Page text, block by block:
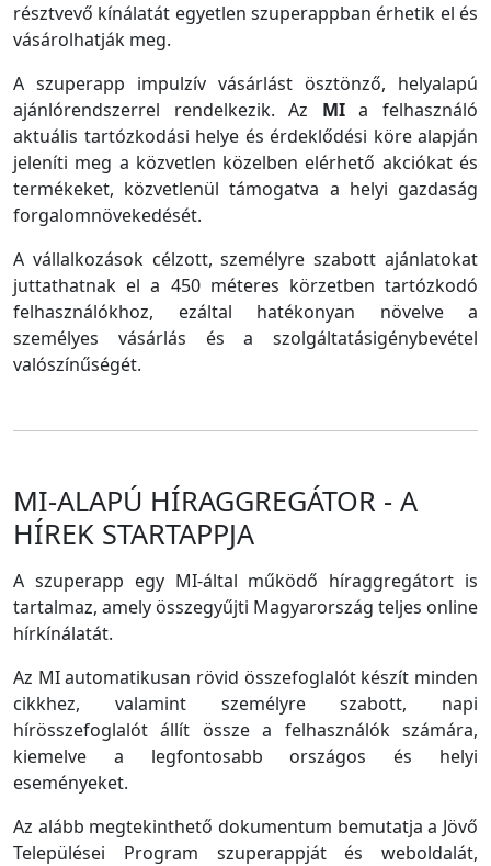
résztvevő kínálatát egyetlen szuperappban érhetik el és
vásárolhatják meg.
A szuperapp impulzív vásárlást ösztönző, helyalapú
ajánlórendszerrel rendelkezik. Az MIa felhasználó
aktuális tartózkodási helye és érdeklődési köre alapján
jeleníti meg a közvetlen közelben elérhető akciókat és
termékeket, közvetlenül támogatva a helyi gazdaság
forgalomnövekedését.
A vállalkozások célzott, személyre szabott ajánlatokat
juttathatnak el a 450 méteres körzetben tartózkodó
felhasználókhoz, ezáltal hatékonyan növelve a
személyes vásárlás és a szolgáltatásigénybevétel
valószínűségét.
MI-ALAPÚ HÍRAGGREGÁTOR - A
HÍREK STARTAPPJA
A szuperapp egy MI-által működő híraggregátort is
tartalmaz, amely összegyűjti Magyarország teljes online
hírkínálatát.
Az MI automatikusan rövid összefoglalót készít minden
cikkhez, valamint személyre szabott, napi
hírösszefoglalót állít össze a felhasználók számára,
kiemelve a legfontosabb országos és helyi
eseményeket.
Az alább megtekinthető dokumentum bemutatja a Jövő
Települései Program szuperappját és weboldalát,